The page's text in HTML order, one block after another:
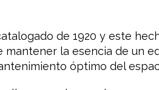
de 1920 y este
la esencia de un
óptimo del